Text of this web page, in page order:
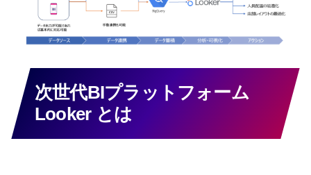
次世代BIプラットフォーム
Looker とは